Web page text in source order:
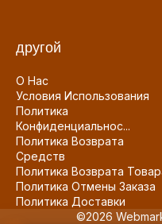
другой
О Нас
Условия Использования
Политика
Конфиденциальнос...
Политика Возврата
Средств
Политика Возврата
Политика Отмены Заказа
Политика Доставки
©2026